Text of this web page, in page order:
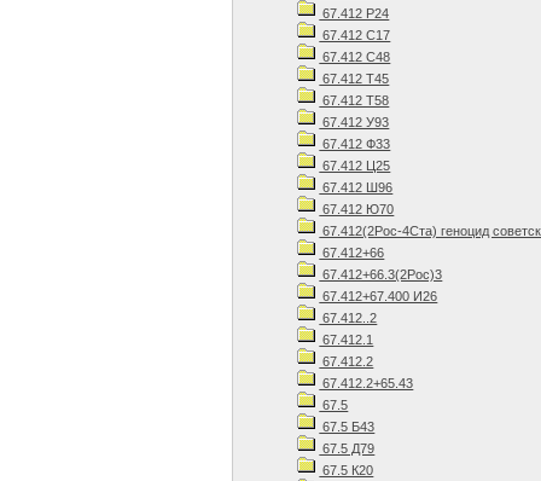
67.412 Р24
67.412 С17
67.412 С48
67.412 Т45
67.412 Т58
67.412 У93
67.412 Ф33
67.412 Ц25
67.412 Ш96
67.412 Ю70
67.412(2Рос-4Ста) геноцид
67.412+66
67.412+66.3(2Рос)3
67.412+67.400 И26
67.412..2
67.412.1
67.412.2
67.412.2+65.43
67.5
67.5 Б43
67.5 Д79
67.5 К20